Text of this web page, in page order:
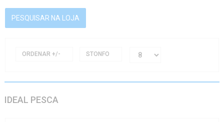
ORDENAR +/- STONFO
IDEAL PESCA